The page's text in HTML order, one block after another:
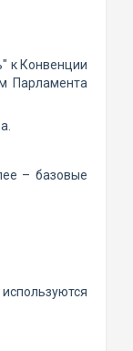
к Конвенции
Парламента
– базовые